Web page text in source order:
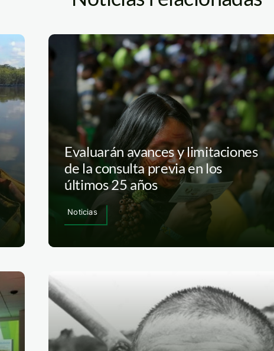
Evaluarán avances y limitaciones
de la consulta previa en los
últimos 25 años
Noticias